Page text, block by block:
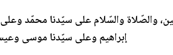
والصّلاة والسّلام على سيّدنا محمّد
إبراهيم وعلى سيّدنا موسى